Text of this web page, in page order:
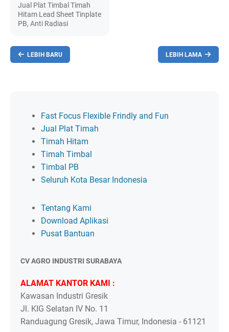
Jual Plat Timbal Timah
Hitam Lead Sheet Tinplate
PB, Anti Radiasi
LEBIH BARU LEBIH LAMA
Fast Focus Flexible Frindly and Fun
Jual Plat Timah
Timah Hitam
Timah Timbal
Timbal PB
Seluruh Kota Besar Indonesia
Tentang Kami
Download Aplikasi
Pusat Bantuan
CV AGRO INDUSTRI SURABAYA
ALAMAT KANTOR KAMI :
Kawasan Industri Gresik
Jl. KIG Selatan IV No. 11
Randuagung Gresik, Jawa Timur, Indonesia - 61121